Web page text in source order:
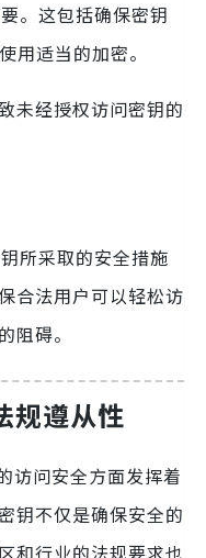
。这包括确保密钥
用适当的加密。
未经授权访问密钥的
所采取的安全措施
合法用户可以轻松访
阻碍。
规遵从性
访问安全方面发挥着
钥不仅是确保安全的